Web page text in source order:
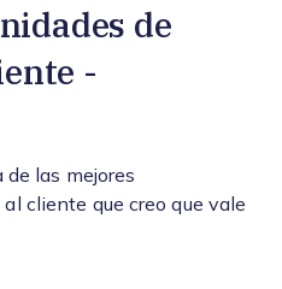
de
-
las mejores
cliente que creo que vale